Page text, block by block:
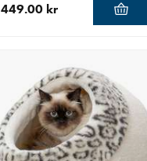
449.00 kr